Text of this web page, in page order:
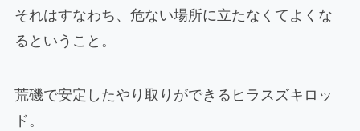
それはすなわち、危ない場所に立たなくてよくな
るということ。
荒磯で安定したやり取りができるヒラスズキロッ
ド。